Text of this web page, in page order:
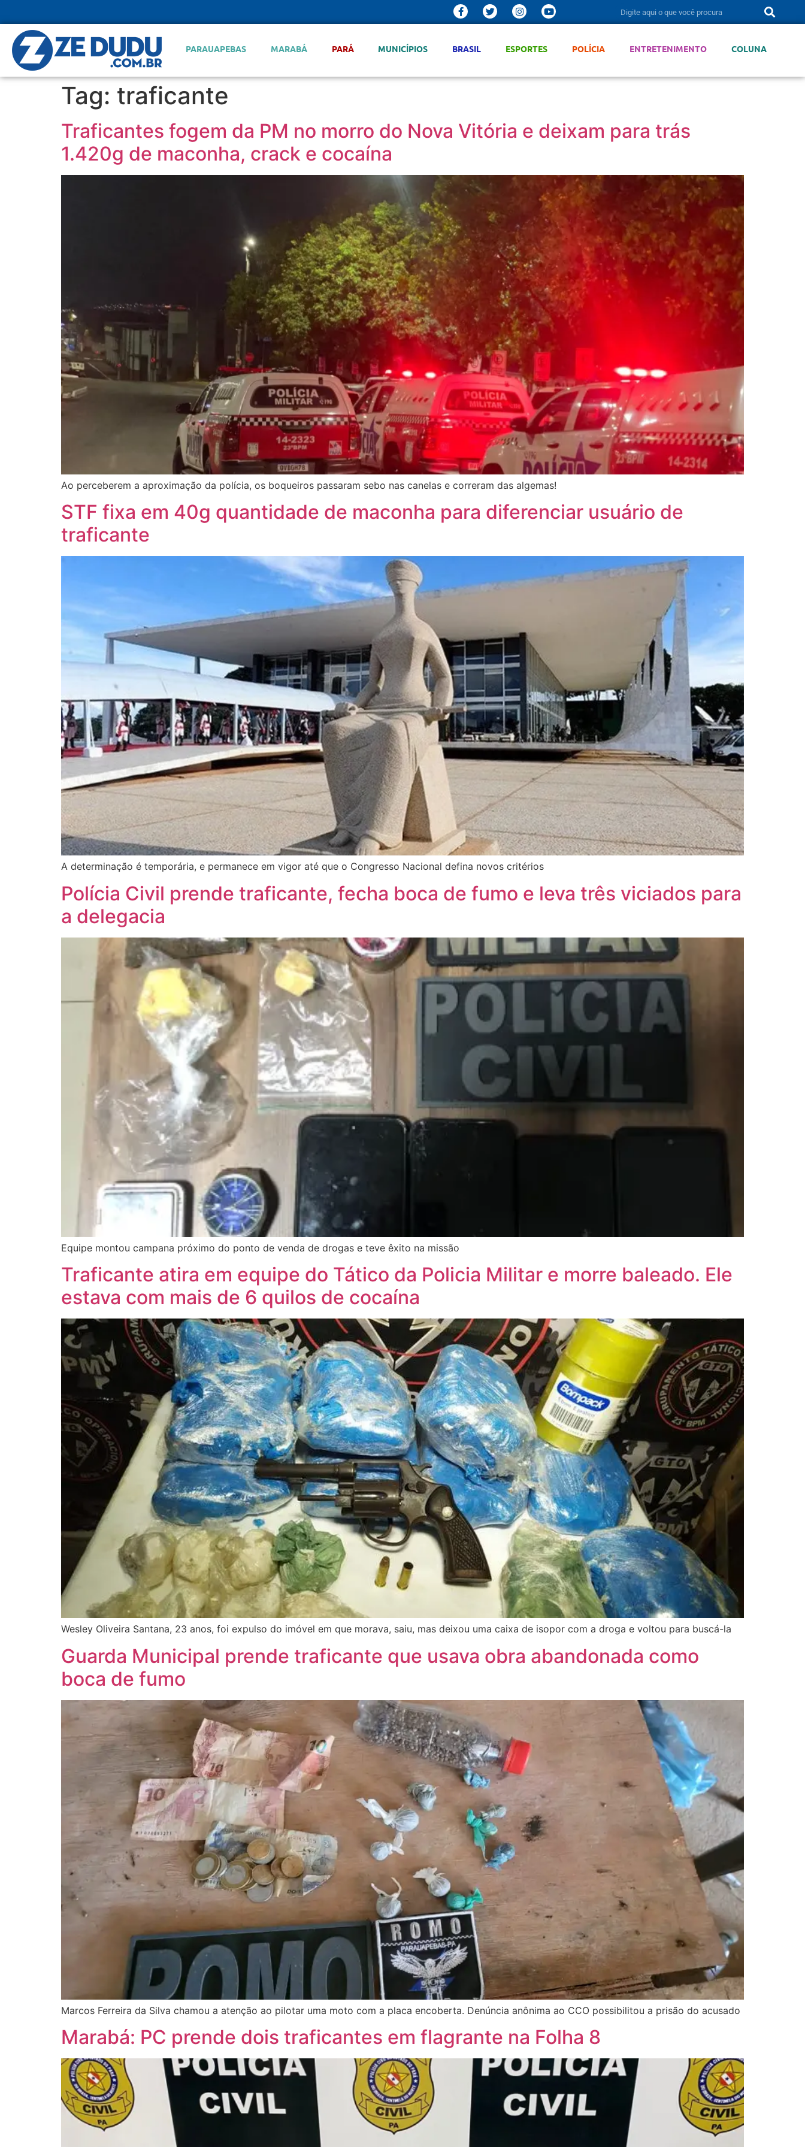
PARAUAPEBAS MARABÁ PARÁ MUNICÍPIOS BRASIL ESPORTES POLÍCIA ENTRETENIMENTO COLUNA
Tag: traficante
Traficantes fogem da PM no morro do Nova Vitória e deixam para trás
1.420g de maconha, crack e cocaína
Ao perceberem a aproximação da polícia, os boqueiros passaram sebo nas canelas e correram das algemas!
STF fixa em 40g quantidade de maconha para diferenciar usuário de
traficante
A determinação é temporária, e permanece em vigor até que o Congresso Nacional defina novos critérios
Polícia Civil prende traficante, fecha boca de fumo e leva três viciados para
a delegacia
Equipe montou campana próximo do ponto de venda de drogas e teve êxito na missão
Traficante atira em equipe do Tático da Policia Militar e morre baleado. Ele
estava com mais de 6 quilos de cocaína
Wesley Oliveira Santana, 23 anos, foi expulso do imóvel em que morava, saiu, mas deixou uma caixa de isopor com a droga e voltou para buscá-la
Guarda Municipal prende traficante que usava obra abandonada como
boca de fumo
Marcos Ferreira da Silva chamou a atenção ao pilotar uma moto com a placa encoberta. Denúncia anônima ao CCO possibilitou a prisão do acusado
Marabá: PC prende dois traficantes em flagrante na Folha 8